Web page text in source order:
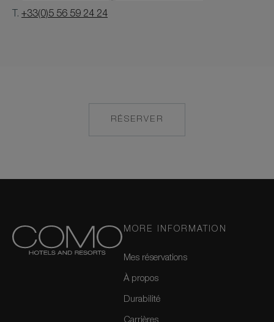
T. +33(0)5 56 59 24 24
RÉSERVER
MORE INFORMATION
Mes réservations
À propos
Durabilité